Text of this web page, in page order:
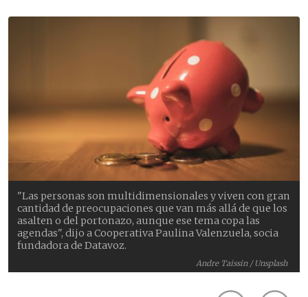
Andre Taissin / Unsplash
"Las personas son multidimensionales y viven con gran
cantidad de preocupaciones que van más allá de que los
asalten o del portonazo, aunque ese tema copa las
agendas", dijo a Cooperativa Paulina Valenzuela, socia
fundadora de Datavoz.